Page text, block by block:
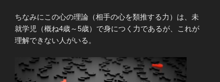
ちなみにこの心の理論（相手の心を類推する力）は、未
就学児（概ね4歳～5歳）で身につく力であるが、これが
理解できない人がいる。